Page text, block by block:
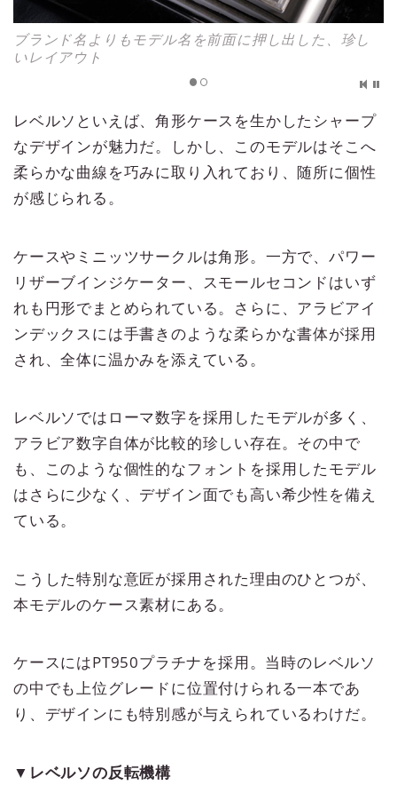
ブランド名よりもモデル名を前面に押し出した、珍し
いレイアウト
レベルソといえば、角形ケースを生かしたシャープ
なデザインが魅力だ。しかし、このモデルはそこへ
柔らかな曲線を巧みに取り入れており、随所に個性
が感じられる。
ケースやミニッツサークルは角形。一方で、パワー
リザーブインジケーター、スモールセコンドはいず
れも円形でまとめられている。さらに、アラビアイ
ンデックスには手書きのような柔らかな書体が採用
され、全体に温かみを添えている。
レベルソではローマ数字を採用したモデルが多く、
アラビア数字自体が比較的珍しい存在。その中で
も、このような個性的なフォントを採用したモデル
はさらに少なく、デザイン面でも高い希少性を備え
ている。
こうした特別な意匠が採用された理由のひとつが、
本モデルのケース素材にある。
ケースにはPT950プラチナを採用。当時のレベルソ
の中でも上位グレードに位置付けられる一本であ
り、デザインにも特別感が与えられているわけだ。
▼レベルソの反転機構